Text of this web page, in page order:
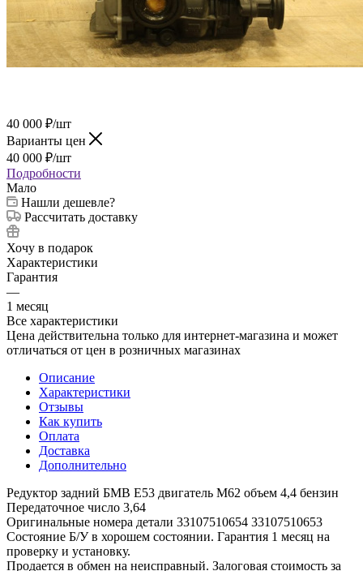
40 000 ₽/шт
Варианты цен
40 000 ₽/шт
Подробности
Мало
Нашли дешевле?
Рассчитать доставку
Хочу в подарок
Характеристики
Гарантия
—
1 месяц
Все характеристики
Цена действительна только для интернет-магазина и может
отличаться от цен в розничных магазинах
Описание
Характеристики
Отзывы
Как купить
Оплата
Доставка
Дополнительно
Редуктор задний БМВ Е53 двигатель М62 объем 4,4 бензин
Передаточное число 3,64
Оригинальные номера детали 33107510654 33107510653
Состояние Б/У в хорошем состоянии. Гарантия 1 месяц на
проверку и установку.
Продается в обмен на неисправный. Залоговая стоимость за